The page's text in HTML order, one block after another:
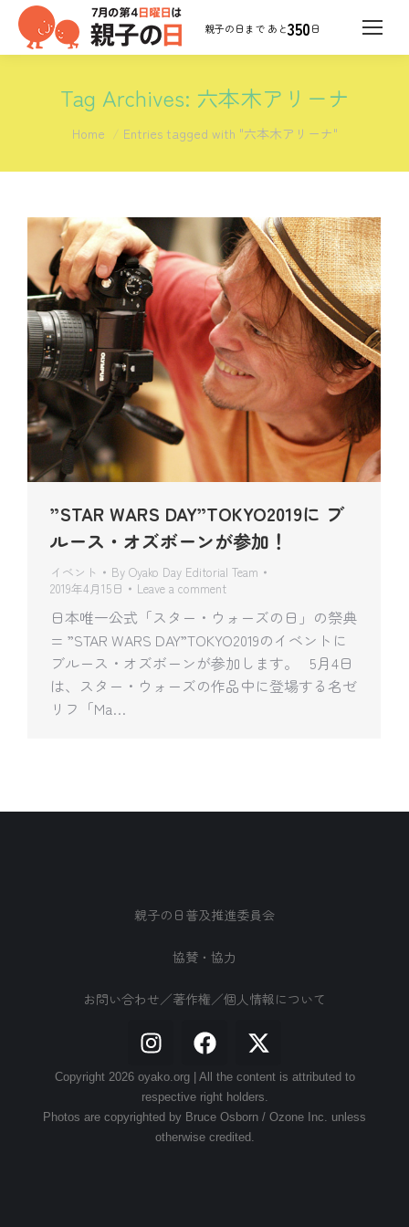
350日
Tag Archives: 六本木アリーナ
You are here:
Home Entries tagged with "六本木アリーナ"
”STAR WARS DAY”TOKYO2019に ブ
ルース・オズボーンが参加！
イベント By Oyako Day Editorial Team
2019年4月15日
Leave a comment
日本唯一公式「スター・ウォーズの日」の祭典
= ”STAR WARS DAY”TOKYO2019のイベントに
ブルース・オズボーンが参加します。 5月4日
は、スター・ウォーズの作品中に登場する名ゼ
リフ「Ma…
親子の日普及推進委員会
協賛・協力
お問い合わせ／著作権／個人情報について
Copyright 2026 oyako.org | All the content is attributed to
respective right holders.
Photos are copyrighted by Bruce Osborn / Ozone Inc. unless
otherwise credited.